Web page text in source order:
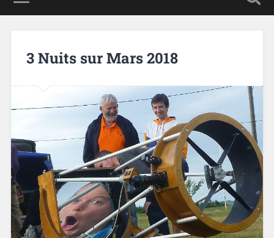
3 Nuits sur Mars 2018